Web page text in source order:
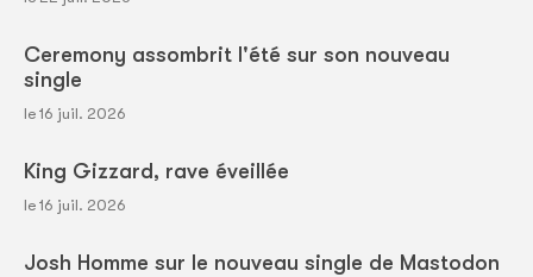
Ceremony assombrit l'été sur son nouveau
single
le 16 juil. 2026
King Gizzard, rave éveillée
le 16 juil. 2026
Josh Homme sur le nouveau single de Mastodon